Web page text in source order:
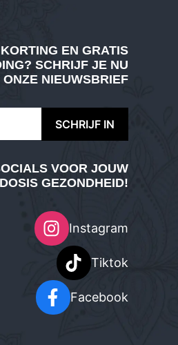
EN GRATIS
? SCHRIJF JE NU
ONZE NIEUWSBRIEF
VOOR JOUW
GEZONDHEID!
Instagram
Tiktok
Facebook